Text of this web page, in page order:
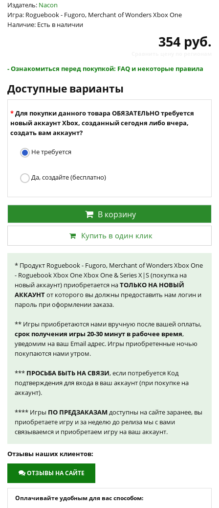
Издатель: Nacon
Игра: Roguebook - Fugoro, Merchant of Wonders Xbox One
Наличие: Есть в наличии
354 руб.
- Ознакомиться перед покупкой: FAQ и некоторые правила
Доступные варианты
Для покупки данного товара ОБЯЗАТЕЛЬНО требуется
новый аккаунт Xbox, созданный сегодня либо вчера,
создать вам аккаунт?
Не требуется
Да, создайте (бесплатно)
В корзину
Купить в один клик
* Продукт Roguebook - Fugoro, Merchant of Wonders Xbox One
- Roguebook Xbox One Xbox One & Series X|S (покупка на
новый аккаунт) приобретается наТОЛЬКО НА НОВЫЙ
АККАУНТот которого вы должны предоставить нам логин и
пароль при оформлении заказа.
** Игры приобретаются нами вручную после вашей оплаты,
срок получения игры 20-30 минут в рабочее время,
уведомим на ваш Email адрес. Игры приобретенные ночью
покупаются нами утром.
*** ПРОСЬБА БЫТЬ НА СВЯЗИ, если потребуется Код
подтверждения для входа в ваш аккаунт (при покупке на
аккаунт).
**** Игры ПО ПРЕДЗАКАЗАМ доступны на сайте заранее, вы
приобретаете игру и за неделю до релиза мы с вами
связываемся и приобретаем игру на ваш аккаунт.
Отзывы наших клиентов:
ОТЗЫВЫ НА САЙТЕ
Оплачивайте удобным для вас способом: